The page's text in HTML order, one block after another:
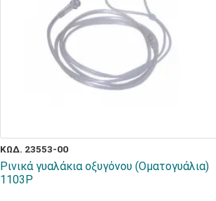
ΚΩΔ. 23553-00
Ρινικά γυαλάκια οξυγόνου (Οματογυάλια)
1103P